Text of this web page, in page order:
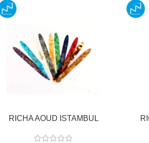
RICHA AOUD ISTAMBUL